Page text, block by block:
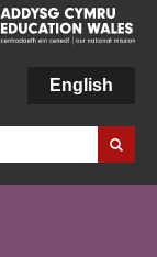
English